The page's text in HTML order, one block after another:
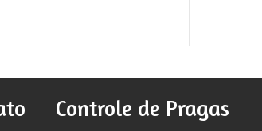
Controle de Pragas